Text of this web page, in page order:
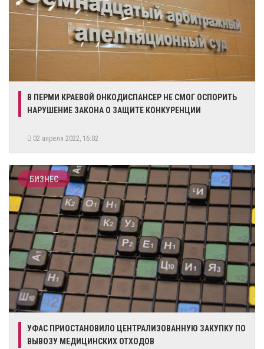
В ПЕРМИ КРАЕВОЙ ОНКОДИСПАНСЕР НЕ СМОГ ОСПОРИТЬ
НАРУШЕНИЕ ЗАКОНА О ЗАЩИТЕ КОНКУРЕНЦИИ
02 апреля 2022, 16:02
БИЗНЕС
УФАС ПРИОСТАНОВИЛО ЦЕНТРАЛИЗОВАННУЮ ЗАКУПКУ ПО
ВЫВОЗУ МЕДИЦИНСКИХ ОТХОДОВ